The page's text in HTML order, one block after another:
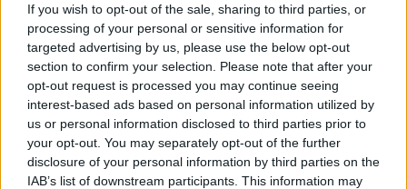
If you wish to opt-out of the sale, sharing to third parties, or
processing of your personal or sensitive information for
targeted advertising by us, please use the below opt-out
section to confirm your selection. Please note that after your
opt-out request is processed you may continue seeing
interest-based ads based on personal information utilized by
us or personal information disclosed to third parties prior to
your opt-out. You may separately opt-out of the further
disclosure of your personal information by third parties on the
IAB’s list of downstream participants. This information may
Es viajar en un trance del universo al multiverso.
C'est voyager en transe de l'univers au multivers.
Contad mi vida, narrad mi historia, borrad la euforia
Vous racontez ma vie, vous narrez mon histoire, vous
effacez l'euphorie
Pues vengo de suicidar a mi memoria.
Eh bien, je viens de tuer ma mémoire.
Gloria igual a escoria, como ya profeticé
Gloire égale aux déchets, comme j'ai déjà prophétisé